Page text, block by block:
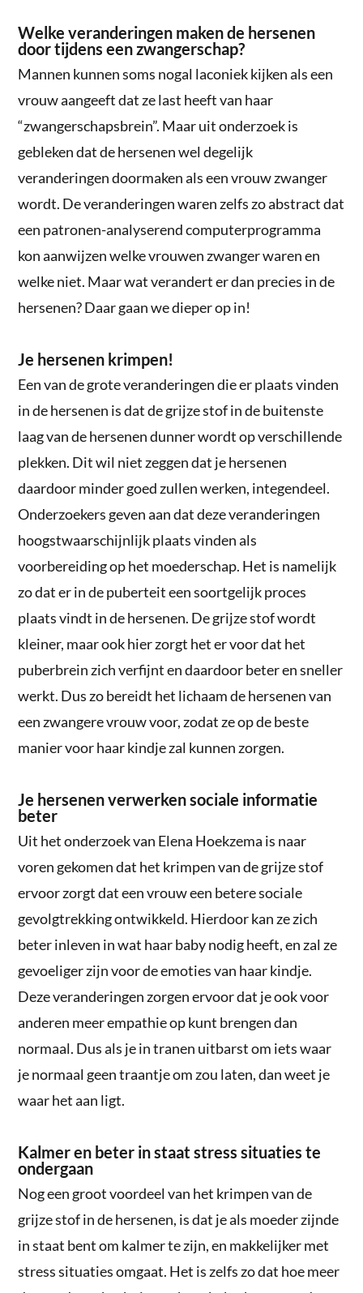
Welke veranderingen maken de hersenen
door tijdens een zwangerschap?
Mannen kunnen soms nogal laconiek kijken als een
vrouw aangeeft dat ze last heeft van haar
“zwangerschapsbrein”. Maar uit onderzoek is
gebleken dat de hersenen wel degelijk
veranderingen doormaken als een vrouw zwanger
wordt. De veranderingen waren zelfs zo abstract dat
een patronen-analyserend computerprogramma
kon aanwijzen welke vrouwen zwanger waren en
welke niet. Maar wat verandert er dan precies in de
hersenen? Daar gaan we dieper op in!
Je hersenen krimpen!
Een van de grote veranderingen die er plaats vinden
in de hersenen is dat de grijze stof in de buitenste
laag van de hersenen dunner wordt op verschillende
plekken. Dit wil niet zeggen dat je hersenen
daardoor minder goed zullen werken, integendeel.
Onderzoekers geven aan dat deze veranderingen
hoogstwaarschijnlijk plaats vinden als
voorbereiding op het moederschap. Het is namelijk
zo dat er in de puberteit een soortgelijk proces
plaats vindt in de hersenen. De grijze stof wordt
kleiner, maar ook hier zorgt het er voor dat het
puberbrein zich verfijnt en daardoor beter en sneller
werkt. Dus zo bereidt het lichaam de hersenen van
een zwangere vrouw voor, zodat ze op de beste
manier voor haar kindje zal kunnen zorgen.
Je hersenen verwerken sociale informatie
beter
Uit het onderzoek van Elena Hoekzema is naar
voren gekomen dat het krimpen van de grijze stof
ervoor zorgt dat een vrouw een betere sociale
gevolgtrekking ontwikkeld. Hierdoor kan ze zich
beter inleven in wat haar baby nodig heeft, en zal ze
gevoeliger zijn voor de emoties van haar kindje.
Deze veranderingen zorgen ervoor dat je ook voor
anderen meer empathie op kunt brengen dan
normaal. Dus als je in tranen uitbarst om iets waar
je normaal geen traantje om zou laten, dan weet je
waar het aan ligt.
Kalmer en beter in staat stress situaties te
ondergaan
Nog een groot voordeel van het krimpen van de
grijze stof in de hersenen, is dat je als moeder zijnde
in staat bent om kalmer te zijn, en makkelijker met
stress situaties omgaat. Het is zelfs zo dat hoe meer